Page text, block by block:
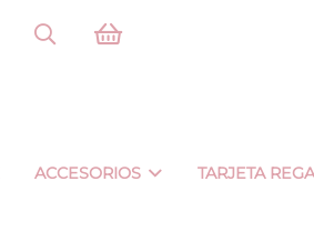
ACCESORIOS TARJETA